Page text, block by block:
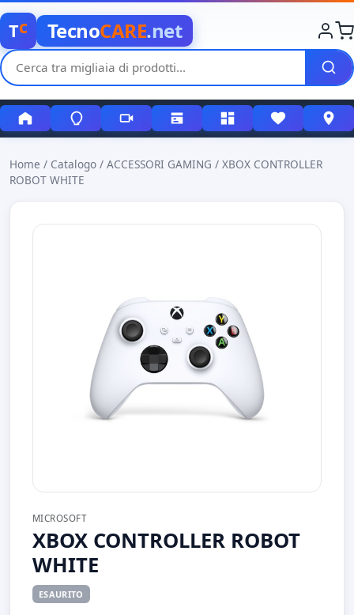
Tc TecnoCARE.net
Home / Catalogo / ACCESSORI GAMING / XBOX CONTROLLER
ROBOT WHITE
MICROSOFT
XBOX CONTROLLER ROBOT
WHITE
ESAURITO